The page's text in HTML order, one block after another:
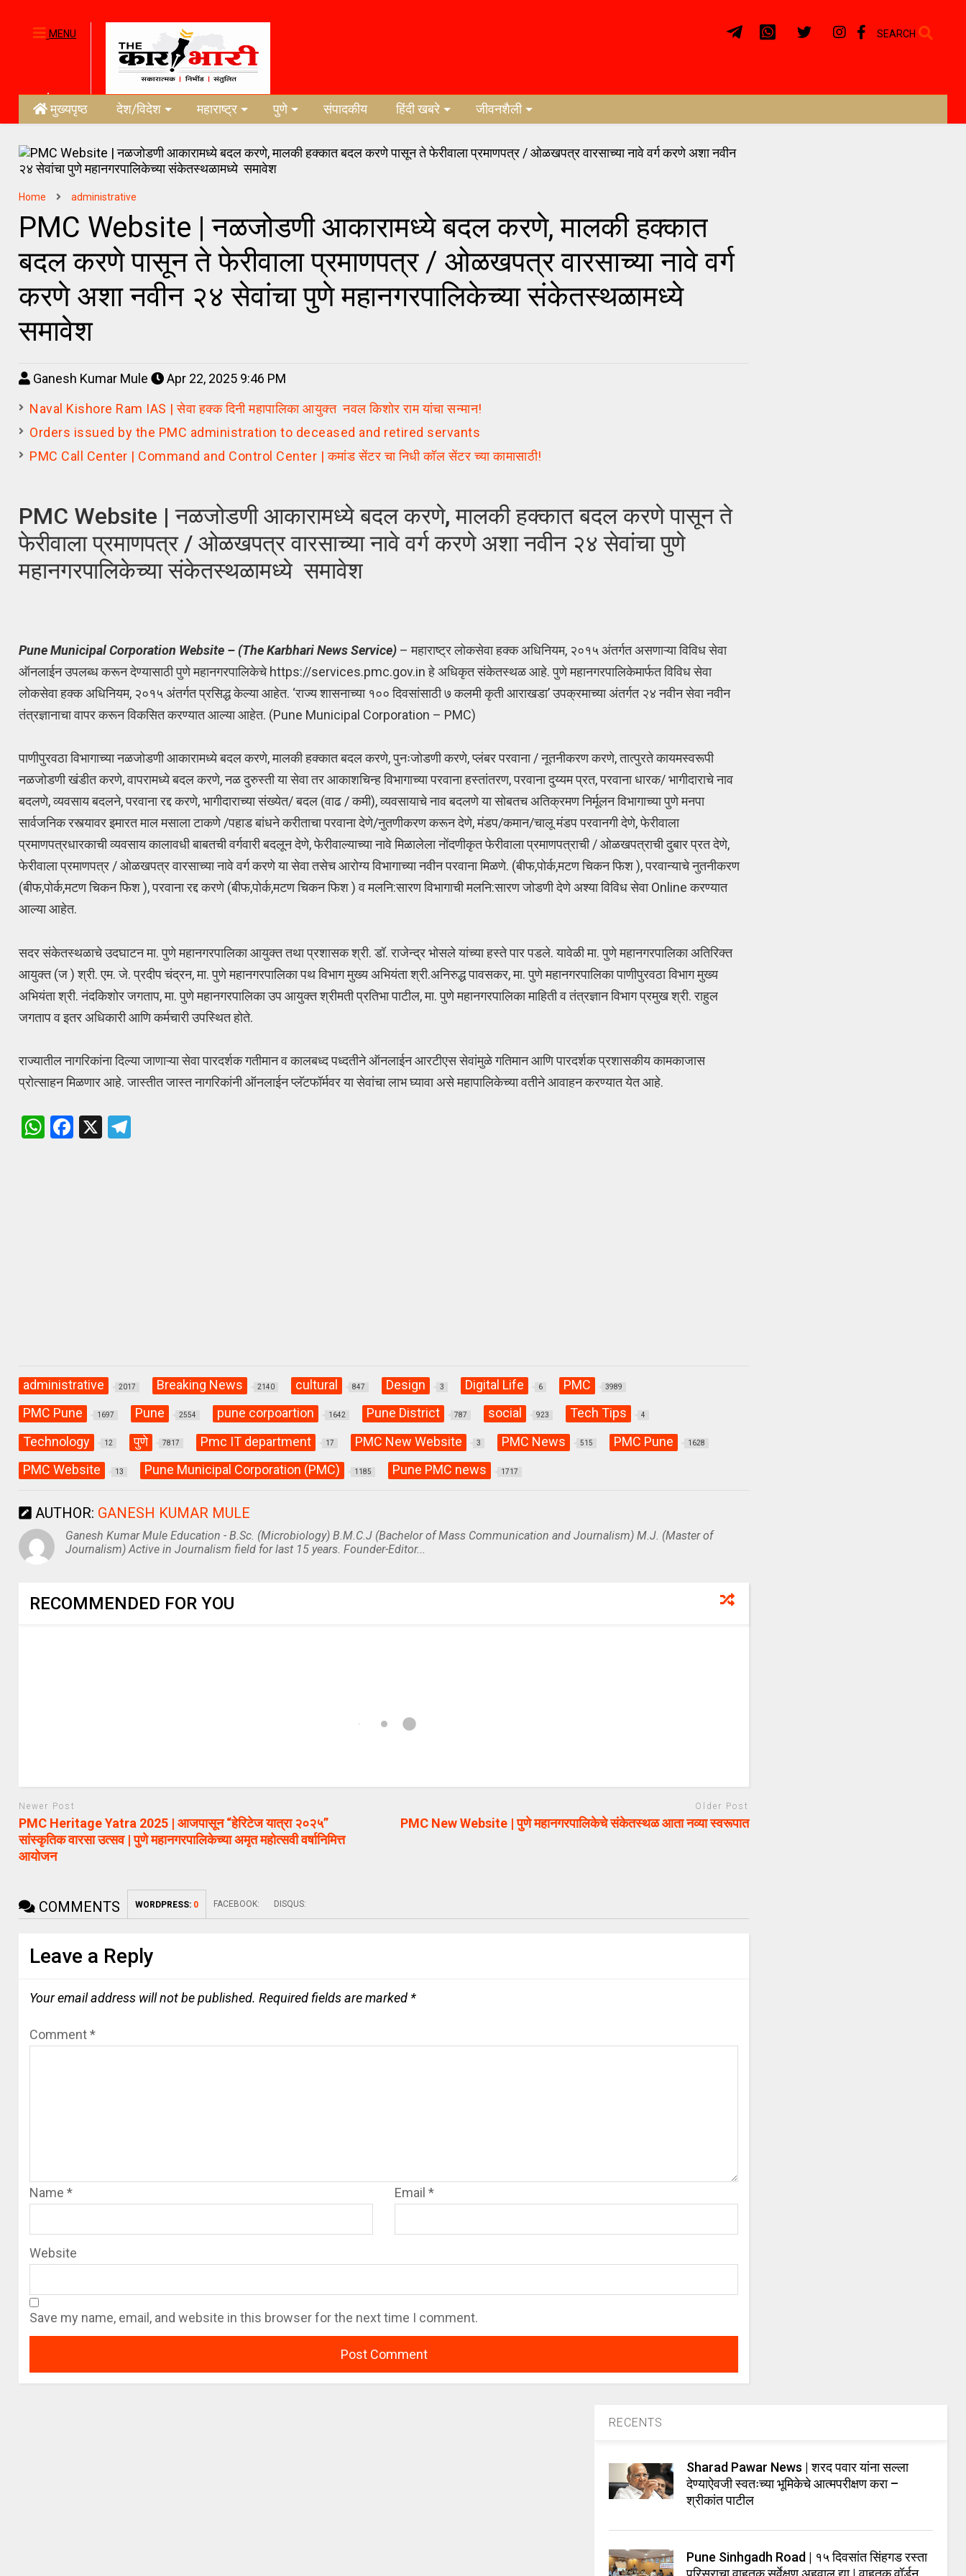
MENU SEARCH
मुख्यपृष्ठ देश/विदेश महाराष्ट्र पुणे संपादकीय हिंदी खबरे जीवनशैली
Home administrative
PMC Website | नळजोडणी आकारामध्ये बदल करणे, मालकी हक्कात
बदल करणे पासून ते फेरीवाला प्रमाणपत्र / ओळखपत्र वारसाच्या नावे वर्ग
करणे अशा नवीन २४ सेवांचा पुणे महानगरपालिकेच्या संकेतस्थळामध्ये
समावेश
Ganesh Kumar Mule
Apr 22, 2025 9:46 PM
Naval Kishore Ram IAS | सेवा हक्क दिनी महापालिका आयुक्त नवल किशोर राम यांचा सन्मान!
Orders issued by the PMC administration to deceased and retired servants
PMC Call Center | Command and Control Center | कमांड सेंटर चा निधी कॉल सेंटर च्या कामासाठी!
PMC Website | नळजोडणी आकारामध्ये बदल करणे, मालकी हक्कात बदल करणे पासून ते
फेरीवाला प्रमाणपत्र / ओळखपत्र वारसाच्या नावे वर्ग करणे अशा नवीन २४ सेवांचा पुणे
महानगरपालिकेच्या संकेतस्थळामध्ये समावेश
Pune Municipal Corporation Website – (The Karbhari News Service) – महाराष्ट्र लोकसेवा हक्क अधिनियम, २०१५ अंतर्गत असणाऱ्या विविध सेवा
ऑनलाईन उपलब्ध करून देण्यासाठी पुणे महानगरपालिकेचे https://services.pmc.gov.in हे अधिकृत संकेतस्थळ आहे. पुणे महानगरपालिकेमार्फत विविध सेवा
लोकसेवा हक्क अधिनियम, २०१५ अंतर्गत प्रसिद्ध केल्या आहेत. ‘राज्य शासनाच्या १०० दिवसांसाठी ७ कलमी कृती आराखडा’ उपक्रमाच्या अंतर्गत २४ नवीन सेवा नवीन
तंत्रज्ञानाचा वापर करून विकसित करण्यात आल्या आहेत. (Pune Municipal Corporation – PMC)
पाणीपुरवठा विभागाच्या नळजोडणी आकारामध्ये बदल करणे, मालकी हक्कात बदल करणे, पुनःजोडणी करणे, प्लंबर परवाना / नूतनीकरण करणे, तात्पुरते कायमस्वरूपी
नळजोडणी खंडीत करणे, वापरामध्ये बदल करणे, नळ दुरुस्ती या सेवा तर आकाशचिन्ह विभागाच्या परवाना हस्तांतरण, परवाना दुय्यम प्रत, परवाना धारक/ भागीदाराचे नाव
बदलणे, व्यवसाय बदलने, परवाना रद्द करणे, भागीदाराच्या संख्येत/ बदल (वाढ / कमी), व्यवसायाचे नाव बदलणे या सोबतच अतिक्रमण निर्मूलन विभागाच्या पुणे मनपा
सार्वजनिक रस्त्यावर इमारत माल मसाला टाकणे /पहाड बांधने करीताचा परवाना देणे/नुतणीकरण करून देणे, मंडप/कमान/चालू मंडप परवानगी देणे, फेरीवाला
प्रमाणपत्रधारकाची व्यवसाय कालावधी बाबतची वर्गवारी बदलून देणे, फेरीवाल्याच्या नावे मिळालेला नोंदणीकृत फेरीवाला प्रमाणपत्राची / ओळखपत्राची दुबार प्रत देणे,
फेरीवाला प्रमाणपत्र / ओळखपत्र वारसाच्या नावे वर्ग करणे या सेवा तसेच आरोग्य विभागाच्या नवीन परवाना मिळणे. (बीफ,पोर्क,मटण चिकन फिश ), परवान्याचे नुतनीकरण
(बीफ,पोर्क,मटण चिकन फिश ), परवाना रद्द करणे (बीफ,पोर्क,मटण चिकन फिश ) व मलनि:सारण विभागाची मलनि:सारण जोडणी देणे अश्या विविध सेवा Online करण्यात
आल्या आहेत.
सदर संकेतस्थळाचे उदघाटन मा. पुणे महानगरपालिका आयुक्त तथा प्रशासक श्री. डॉ. राजेन्द्र भोसले यांच्या हस्ते पार पडले. यावेळी मा. पुणे महानगरपालिका अतिरिक्त
आयुक्त (ज ) श्री. एम. जे. प्रदीप चंद्रन, मा. पुणे महानगरपालिका पथ विभाग मुख्य अभियंता श्री.अनिरुद्ध पावसकर, मा. पुणे महानगरपालिका पाणीपुरवठा विभाग मुख्य
अभियंता श्री. नंदकिशोर जगताप, मा. पुणे महानगरपालिका उप आयुक्त श्रीमती प्रतिभा पाटील, मा. पुणे महानगरपालिका माहिती व तंत्रज्ञान विभाग प्रमुख श्री. राहुल
जगताप व इतर अधिकारी आणि कर्मचारी उपस्थित होते.
राज्यातील नागरिकांना दिल्या जाणाऱ्या सेवा पारदर्शक गतीमान व कालबध्द पध्दतीने ऑनलाईन आरटीएस सेवांमुळे गतिमान आणि पारदर्शक प्रशासकीय कामकाजास
प्रोत्साहन मिळणार आहे. जास्तीत जास्त नागरिकांनी ऑनलाईन प्लॅटफॉर्मवर या सेवांचा लाभ घ्यावा असे महापालिकेच्या वतीने आवाहन करण्यात येत आहे.
W F
X
administrative 2017 Breaking News 2140 cultural 847 Design 3 Digital Life 6 PMC 3989
PMC Pune 1697 Pune 2554 pune corpoartion 1642 Pune District 787 social 923 Tech Tips 4
Technology 12 पुणे 7817 Pmc IT department 17 PMC New Website 3 PMC News 515 PMC Pune 1628
PMC Website 13 Pune Municipal Corporation (PMC) 1185 Pune PMC news 1717
AUTHOR: GANESH KUMAR MULE
Ganesh Kumar Mule Education - B.Sc. (Microbiology) B.M.C.J (Bachelor of Mass Communication and Journalism) M.J. (Master of
Journalism) Active in Journalism field for last 15 years. Founder-Editor...
RECOMMENDED FOR YOU
Newer Post
PMC Heritage Yatra 2025 | आजपासून “हेरिटेज यात्रा २०२५”
सांस्कृतिक वारसा उत्सव | पुणे महानगरपालिकेच्या अमृत महोत्सवी वर्षानिमित्त
आयोजन
Older Post
PMC New Website | पुणे महानगरपालिकेचे संकेतस्थळ आता नव्या स्वरूपात
COMMENTS WORDPRESS: 0 FACEBOOK: DISQUS:
Leave a Reply
Your email address will not be published. Required fields are marked *
Comment*
Name* Email*
Website
Save my name, email, and website in this browser for the next time I comment.
RECENTS
Sharad Pawar News | शरद पवार यांना सल्ला
देण्याऐवजी स्वतःच्या भूमिकेचे आत्मपरीक्षण करा –
श्रीकांत पाटील
Pune Sinhgadh Road | १५ दिवसांत सिंहगड रस्ता